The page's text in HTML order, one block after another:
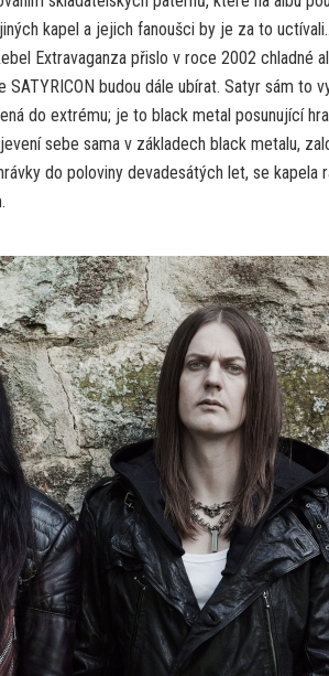
kapel a jejich fanoušci by je za to
Extravaganza přislo v roce 2002 chladné
budou dále ubírat. Satyr sám to
do extrému; je to black metal posunující
sebe sama v základech black metalu,
do poloviny devadesátých let, se kapela